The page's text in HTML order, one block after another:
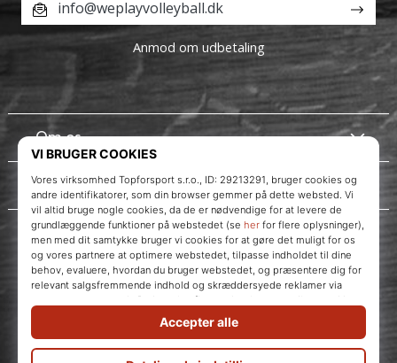
WePlayVolleyball.dk
Instagram
Om os
Kundeservice
info@weplayvolleyball.dk
Anmod om udbetaling